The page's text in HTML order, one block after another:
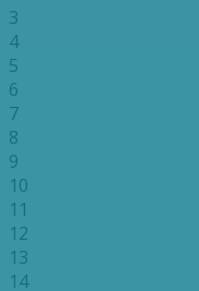
3
4
5
6
7
8
9
10
11
12
13
14